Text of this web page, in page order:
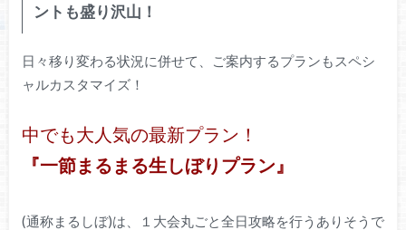
ントも盛り沢山！
日々移り変わる状況に併せて、ご案内するプランもスペシ
ャルカスタマイズ！
中でも大人気の最新プラン！
『一節まるまる生しぼりプラン』
(通称まるしぼ)は、１大会丸ごと全日攻略を行うありそうで